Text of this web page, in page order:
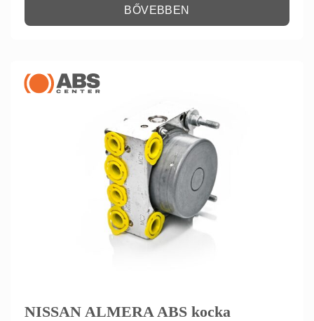
BŐVEBBEN
NISSAN ALMERA ABS kocka